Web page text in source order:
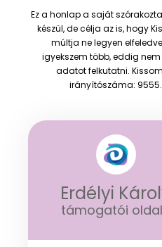
Ez a honlap a saját
készül, de célja az is, hogy
múltja ne legyen
igyekszem több, eddig
adatot felkutatni.
irányítószáma: 9555.
Erdélyi
támogatói